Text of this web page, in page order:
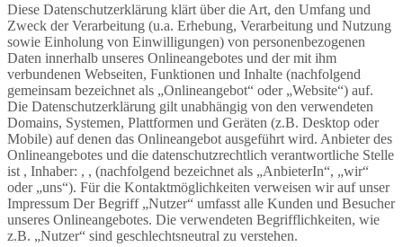
Diese Datenschutzerklärung klärt über die Art, den Umfang und
Zweck der Verarbeitung (u.a. Erhebung, Verarbeitung und Nutzung
sowie Einholung von Einwilligungen) von personenbezogenen
Daten innerhalb unseres Onlineangebotes und der mit ihm
verbundenen Webseiten, Funktionen und Inhalte (nachfolgend
gemeinsam bezeichnet als „Onlineangebot“ oder „Website“) auf.
Die Datenschutzerklärung gilt unabhängig von den verwendeten
Domains, Systemen, Plattformen und Geräten (z.B. Desktop oder
Mobile) auf denen das Onlineangebot ausgeführt wird. Anbieter des
Onlineangebotes und die datenschutzrechtlich verantwortliche Stelle
ist , Inhaber: , , (nachfolgend bezeichnet als „AnbieterIn“, „wir“
oder „uns“). Für die Kontaktmöglichkeiten verweisen wir auf unser
Impressum Der Begriff „Nutzer“ umfasst alle Kunden und Besucher
unseres Onlineangebotes. Die verwendeten Begrifflichkeiten, wie
z.B. „Nutzer“ sind geschlechtsneutral zu verstehen.